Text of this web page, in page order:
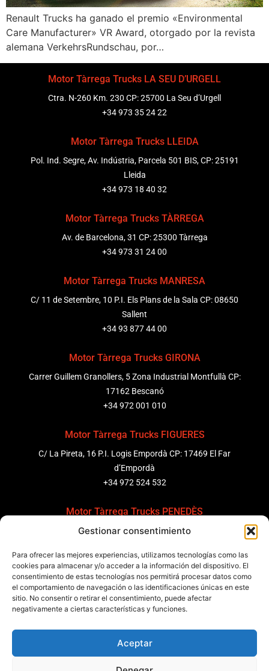
Gestionar consentimiento
Para ofrecer las mejores experiencias, utilizamos tecnologías como las
cookies para almacenar y/o acceder a la información del dispositivo. El
consentimiento de estas tecnologías nos permitirá procesar datos como
el comportamiento de navegación o las identificaciones únicas en este
sitio. No consentir o retirar el consentimiento, puede afectar
negativamente a ciertas características y funciones.
Aceptar
Renault Trucks ha ganado el premio «Environmental
Care Manufacturer» VR Award, otorgado por la revista
alemana VerkehrsRundschau, por…
Motor Tàrrega Trucks LA SEU D’URGELL
Ctra. N-260 Km. 230 CP: 25700 La Seu d’Urgell
+34 973 35 24 22
Motor Tàrrega Trucks LLEIDA
Pol. Ind. Segre, Av. Indústria, Parcela 501 BIS, CP: 25191
Lleida
+34 973 18 40 32
Motor Tàrrega Trucks TÀRREGA
Av. de Barcelona, 31 CP: 25300 Tàrrega
+34 973 31 24 00
Motor Tàrrega Trucks MANRESA
C/ 11 de Setembre, 10 P.I. Els Plans de la Sala CP: 08650
Sallent
+34 93 877 44 00
Motor Tàrrega Trucks GIRONA
Carrer Guillem Granollers, 5 Zona Industrial Montfullà CP:
17162 Bescanó
+34 972 001 010
Motor Tàrrega Trucks FIGUERES
C/ La Pireta, 16 P.I. Logis Empordà CP: 17469 El Far
d’Empordà
+34 972 524 532
Motor Tàrrega Trucks PENEDÈS
C/ Ponent 8, Pol. Ind. Sant Pere Molanta, CP: 08799
+34 931 69 11 91
Motor Tàrrega Trucks BARCELONA
Zona Franca, Carrer E, s/n 08040 Barcelona, España